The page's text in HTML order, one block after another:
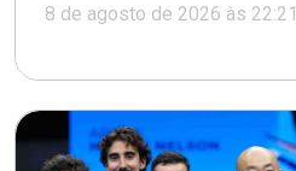
8 de agosto de 2026 às 22:21